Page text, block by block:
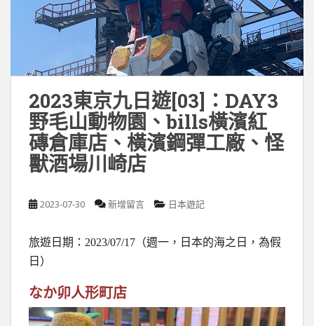
2023東京九日遊[03]：DAY3
野毛山動物園、bills橫濱紅
磚倉庫店、橫濱鋼彈工廠、怪
獸酒場川崎店
2023-07-30 新增留言 日本遊記
旅遊日期：2023/07/17（週一，日本的海之日，為假
日）
なか卯人形町店